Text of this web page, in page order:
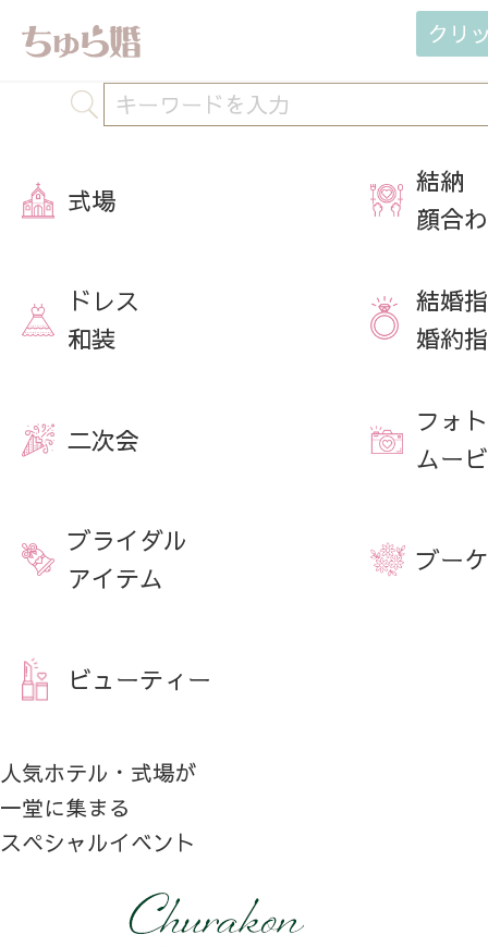
クリ
式場
結納
顔合
ドレス
和装
結婚
婚約
二次会
フォト
ムー
ブライダル
アイテム
ブーケ
ビューティー
人気ホテル・式場が
一堂に集まる
スペシャルイベント